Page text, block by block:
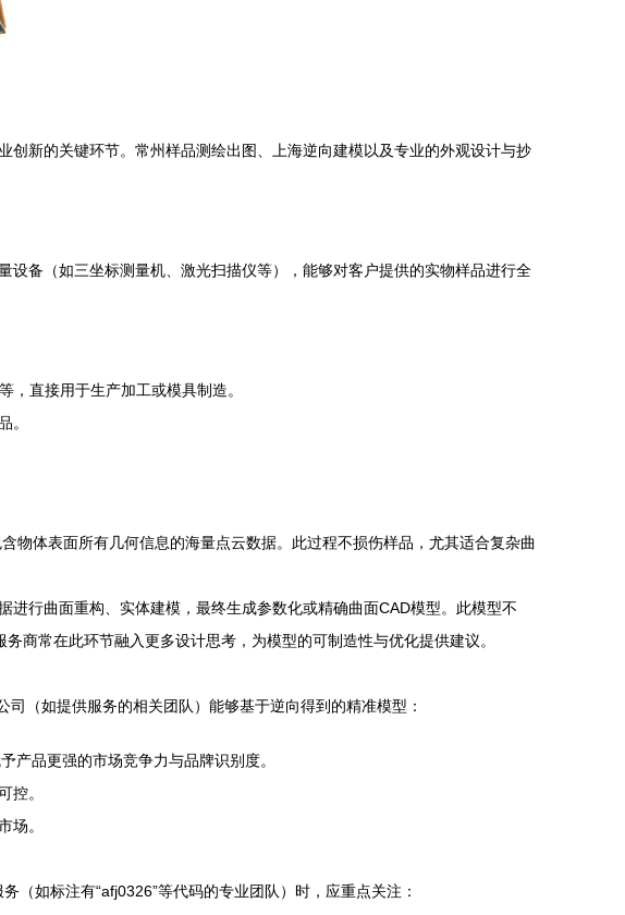
新的关键环节。常州样品测绘出图、上海逆向建模以及专业的外观设计与抄
备（如三坐标测量机、激光扫描仪等），能够对客户提供的实物样品进行全
，直接用于生产加工或模具制造。
。
物体表面所有几何信息的海量点云数据。此过程不损伤样品，尤其适合复杂曲
行曲面重构、实体建模，最终生成参数化或精确曲面CAD模型。此模型不
商常在此环节融入更多设计思考，为模型的可制造性与优化提供建议。
司（如提供服务的相关团队）能够基于逆向得到的精准模型：
产品更强的市场竞争力与品牌识别度。
控。
场。
（如标注有“afj0326”等代码的专业团队）时，应重点关注：